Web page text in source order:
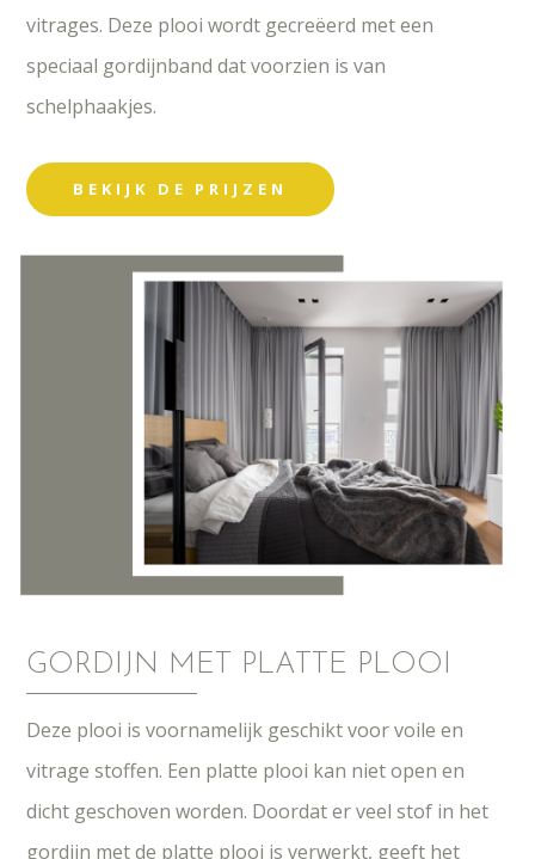
vitrages. Deze plooi wordt gecreëerd met een
speciaal gordijnband dat voorzien is van
schelphaakjes.
BEKIJK DE PRIJZEN
GORDIJN MET PLATTE PLOOI
Deze plooi is voornamelijk geschikt voor voile en
vitrage stoffen. Een platte plooi kan niet open en
dicht geschoven worden. Doordat er veel stof in het
gordijn met de platte plooi is verwerkt, geeft het